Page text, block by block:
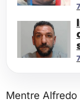
Mentre